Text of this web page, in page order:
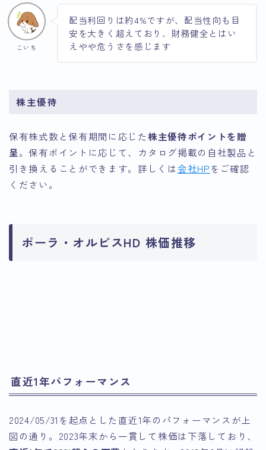
こいち
配当利回りは約4%ですが、配当性向も目
安を大きく超えており、財務健全とはい
えやや危うさを感じます
株主優待
保有株式数と保有期間に応じた株主優待ポイントを贈
呈。保有ポイントに応じて、カタログ掲載の自社製品と
引き換えることができます。詳しくは会社HPをご確認
ください。
ポーラ・オルビスHD 株価推移
直近1年パフォーマンス
2024/05/31を起点とした直近1年のパフォーマンスが上
図の通り。2023年末から一貫して株価は下落しており、